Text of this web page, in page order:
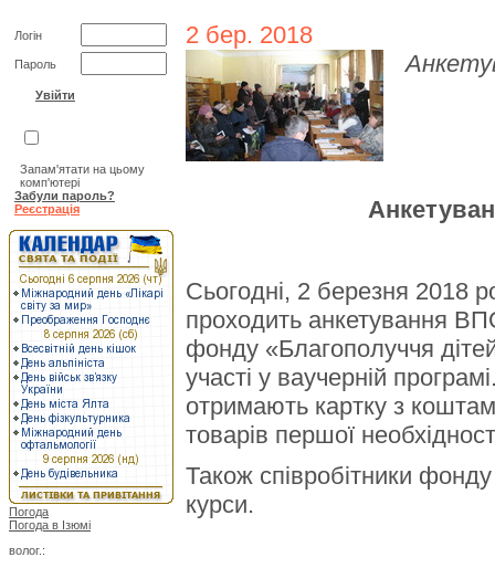
Логін
Пароль
Запам'ятати на цьому
комп'ютері
Забули пароль?
Реєстрація
Погода
Погода в Ізюмі
волог.:
2 бер. 2018
Сьогодні, 2 березня 2018
проходить анкетування
фонду «Благополуччя
участі у ваучерній
отримають картку з
товарів першої
Також співробітники фонду
курси.